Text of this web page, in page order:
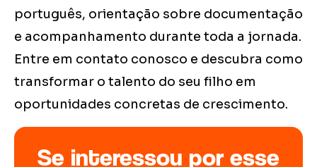
português, orientação sobre documentação
e acompanhamento durante toda a jornada.
Entre em contato conosco e descubra como
transformar o talento do seu filho em
oportunidades concretas de crescimento.
Se interessou por esse